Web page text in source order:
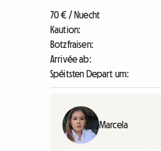
70 € / Nuecht
Kaution:
Botzfraisen:
Arrivée ab:
Spéitsten Depart um:
Marcela